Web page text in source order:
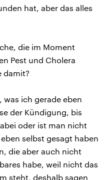
hat, aber das alles
die im Moment
Pest und Cholera
damit?
was ich gerade eben
der Kündigung, bis
oder ist man nicht
selbst gesagt haben
die aber auch nicht
habe, weil nicht das
steht, deshalb sagen